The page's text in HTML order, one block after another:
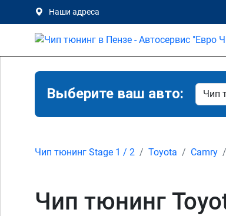
Наши адреса
Выберите ваш авто:
Чип тюнинг Stage 1 / 2 Toyota Camry
Чип тюнинг